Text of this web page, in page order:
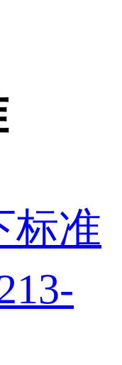
标准